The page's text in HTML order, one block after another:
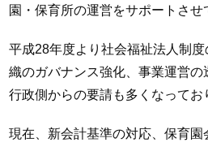
園・保育所の運営をサポートさせ
平成28年度より社会福祉法人制
織のガバナンス強化、事業運営の
行政側からの要請も多くなってお
現在、新会計基準の対応、保育